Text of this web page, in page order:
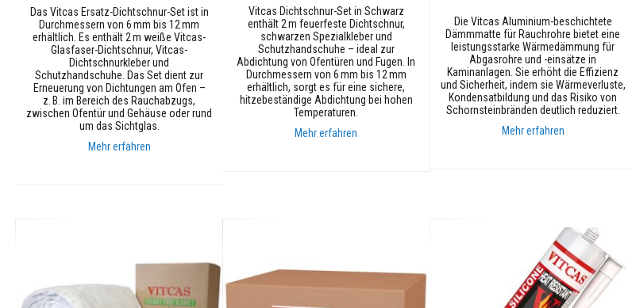
Isolationsmäntel
Kabelschutz
Quadratischer
Glasfaserpackung
Gewebe
Das Vitcas Ersatz-Dichtschnur-Set ist in
Durchmessern von 6 mm bis 12 mm
erhältlich. Es enthält 2 m weiße Vitcas-
Glasfaser-Dichtschnur, Vitcas-
Dichtschnurkleber und
Schutzhandschuhe. Das Set dient zur
Erneuerung von Dichtungen am Ofen –
z. B. im Bereich des Rauchabzugs,
zwischen Ofentür und Gehäuse oder rund
um das Sichtglas.
Mehr erfahren
Vitcas Dichtschnur-Set in Schwarz
enthält 2 m feuerfeste Dichtschnur,
schwarzen Spezialkleber und
Schutzhandschuhe – ideal zur
Abdichtung von Ofentüren und Fugen. In
Durchmessern von 6 mm bis 12 mm
erhältlich, sorgt es für eine sichere,
hitzebeständige Abdichtung bei hohen
Temperaturen.
Mehr erfahren
Die Vitcas Aluminium-beschichtete
Dämmmatte für Rauchrohre bietet eine
leistungsstarke Wärmedämmung für
Abgasrohre und -einsätze in
Kaminanlagen. Sie erhöht die Effizienz
und Sicherheit, indem sie Wärmeverluste,
Kondensatbildung und das Risiko von
Schornsteinbränden deutlich reduziert.
Mehr erfahren